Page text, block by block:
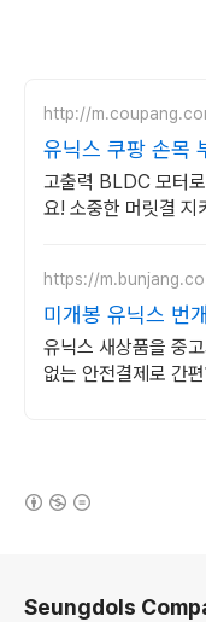
http://
유닉스 쿠팡 손목
고출력 BLDC 모터
요! 소중한 머릿결 지
https://
미개봉 유닉스 번
랜드 중고거래
유닉스 새상품을 중
없는 안전결제로 간
Seungdols